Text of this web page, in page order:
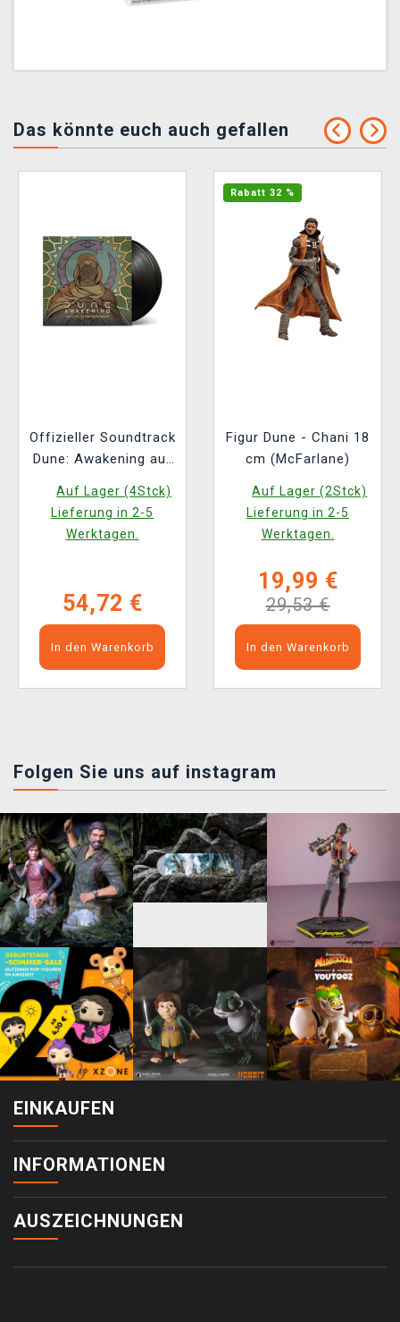
Das könnte euch auch gefallen
Offizieller Soundtrack
Dune: Awakening auf
Auf Lager (4Stck)
Lieferung in 2-5
Werktagen.
54,72 €
In den Warenkorb
Rabatt 32 %
Figur Dune - Chani 18
cm (McFarlane)
Auf Lager (2Stck)
Lieferung in 2-5
Werktagen.
19,99 €
29,53 €
In den Warenkorb
Folgen Sie uns auf instagram
EINKAUFEN
INFORMATIONEN
AUSZEICHNUNGEN